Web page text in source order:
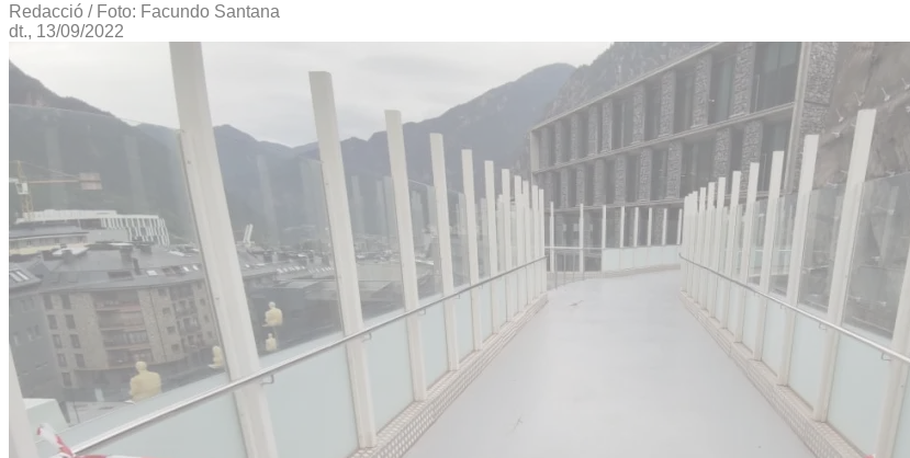
Redacció / Foto: Facundo Santana
dt., 13/09/2022